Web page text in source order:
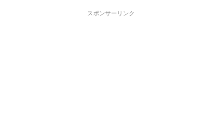
スポンサーリンク